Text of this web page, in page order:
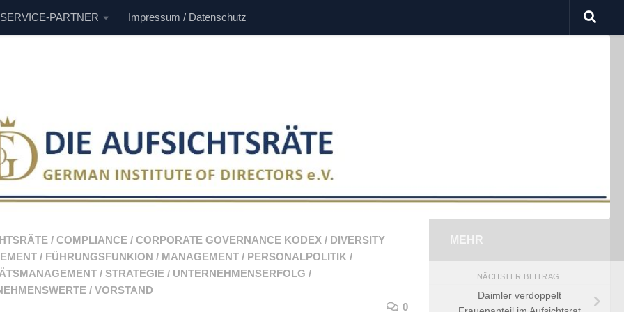
PARTNER Impressum / Datenschutz
/ COMPLIANCE / CORPORATE GOVERNANCE KODEX / DIVERSITY
/ FÜHRUNGSFUNKION / MANAGEMENT / PERSONALPOLITIK /
/ STRATEGIE / UNTERNEHMENSERFOLG /
/ VORSTAND
0
MEHR
NÄCHSTER BEITRAG
Daimler verdoppelt